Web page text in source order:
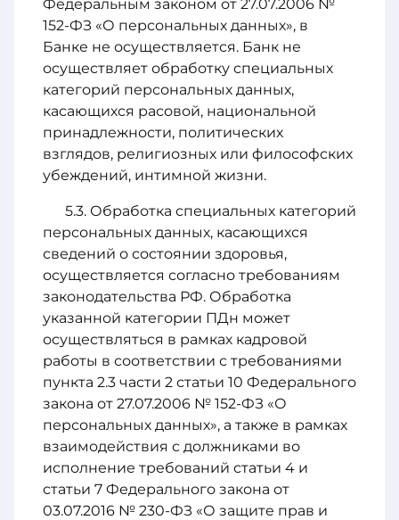
Федеральным законом от 27.07.2006 №
152-ФЗ «О персональных данных», в
Банке не осуществляется. Банк не
осуществляет обработку специальных
категорий персональных данных,
касающихся расовой, национальной
принадлежности, политических
взглядов, религиозных или философских
убеждений, интимной жизни.
Обработка специальных категорий
персональных данных, касающихся
сведений о состоянии здоровья,
осуществляется согласно требованиям
законодательства РФ. Обработка
указанной категории ПДн может
осуществляться в рамках кадровой
работы в соответствии с требованиями
пункта 2.3 части 2 статьи 10 Федерального
закона от 27.07.2006 № 152-ФЗ «О
персональных данных», а также в рамках
взаимодействия с должниками во
исполнение требований статьи 4 и
статьи 7 Федерального закона от
03.07.2016 № 230-ФЗ «О защите прав и